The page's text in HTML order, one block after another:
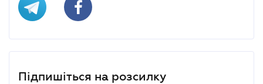
Підпишіться на розсилку